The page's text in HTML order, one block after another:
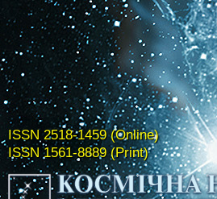
ISSN 2518-1459 (Online)
ISSN 1561-8889 (Print)